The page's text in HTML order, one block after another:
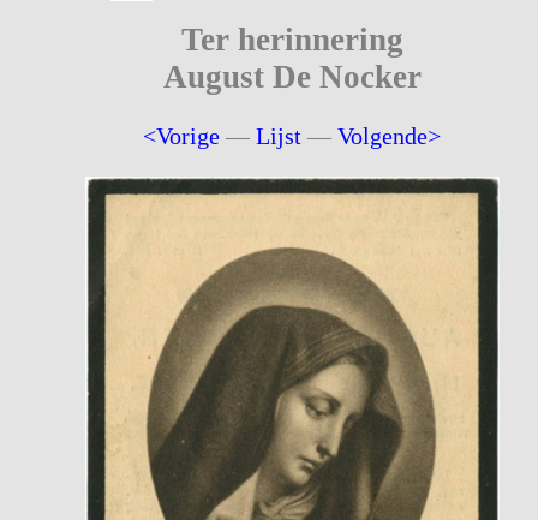
Ter herinnering
August De Nocker
<Vorige —Lijst —Volgende>